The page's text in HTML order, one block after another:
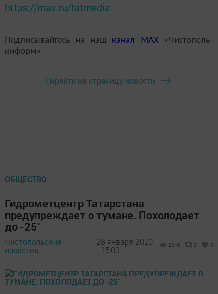
https://max.ru/tatmedia
Подписывайтесь на наш канал MAX«Чистополь-
информ»
Перейти на страницу новости
ОБЩЕСТВО
Гидрометцентр Татарстана
предупреждает о тумане. Похолодает
до -25˚
Чистопольские
известия,
28 января 2020
- 15:03
2346 0 0